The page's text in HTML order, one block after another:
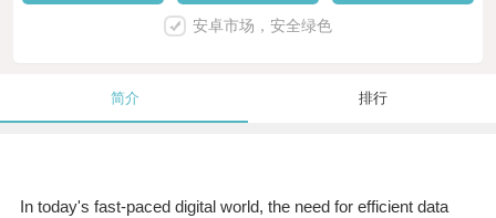
安卓市场，安全绿色
简介 排行
In today's fast-paced digital world, the need for efficient data